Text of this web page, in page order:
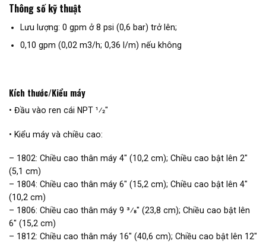
Thông số kỹ thuật
Lưu lượng: 0 gpm ở 8 psi (0,6 bar) trở lên;
0,10 gpm (0,02 m3/h; 0,36 l/m) nếu không
Kích thước/Kiểu máy
• Đầu vào ren cái NPT 1⁄2″
• Kiểu máy và chiều cao:
– 1802: Chiều cao thân máy 4″ (10,2 cm); Chiều cao bật lên 2″
(5,1 cm)
– 1804: Chiều cao thân máy 6″ (15,2 cm); Chiều cao bật lên 4″
(10,2 cm)
– 1806: Chiều cao thân máy 9 3⁄8″ (23,8 cm); Chiều cao bật lên
6″ (15,2 cm)
– 1812: Chiều cao thân máy 16″ (40,6 cm); Chiều cao bật lên 12″